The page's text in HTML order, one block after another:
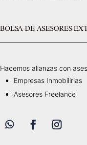
BOLSA DE ASESORES
Hacemos alianzas con
Empresas Inmobilirias
Asesores Freelance